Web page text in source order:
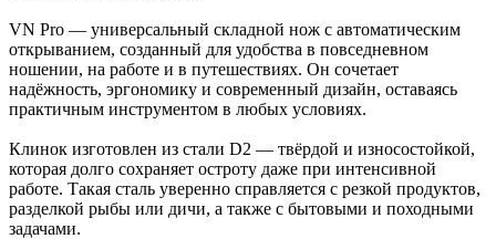
VN Pro — универсальный складной нож с автоматическим
открыванием, созданный для удобства в повседневном
ношении, на работе и в путешествиях. Он сочетает
надёжность, эргономику и современный дизайн, оставаясь
практичным инструментом в любых условиях.
Клинок изготовлен из стали D2 — твёрдой и износостойкой,
которая долго сохраняет остроту даже при интенсивной
работе. Такая сталь уверенно справляется с резкой продуктов,
разделкой рыбы или дичи, а также с бытовыми и походными
задачами.